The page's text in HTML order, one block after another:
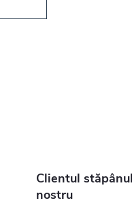
Clientul stăpânul
nostru